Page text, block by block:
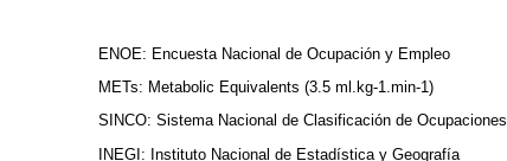
ENOE: Encuesta Nacional de Ocupación y Empleo
METs: Metabolic Equivalents (3.5 ml.kg-1.min-1)
SINCO: Sistema Nacional de Clasificación de Ocupaciones
INEGI: Instituto Nacional de Estadística y Geografía